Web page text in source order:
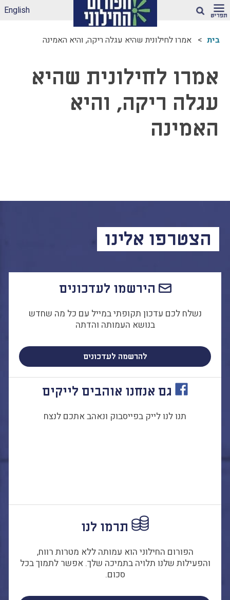
לאקלים חינוכי ראוי
ונטול הדתה
דיווחי הדתה: עדכונים
מהשטח
הדתה בספרי לימוד
עמותות דתיות בגנים
התמודדות עם הדתה
מהי הדתה? ומהי
זיהיתי הדתה, מה
המדריך להורה החילוני
יהודית-ישראלית
כל הכתבות
לאקטיביזם בחינוך
חינוך חילוניות יישוביות
עבודה עם מורים
English
בית אמרו לחילונית שהיא עגלה ריקה, והיא האמינה
אמרו לחילונית שהיא
עגלה ריקה, והיא
האמינה
הצטרפו אלינו
הירשמו לעדכונים
נשלח לכם עדכון תקופתי במייל עם כל מה שחדש
בנושא העמותה והדתה
להרשמה לעדכונים
גם אנחנו אוהבים לייקים
תנו לנו לייק בפייסבוק ונאהב אתכם לנצח
תרמו לנו
הפורום החילוני הוא עמותה ללא מטרות רווח,
והפעילות שלנו תלויה בתמיכה שלך. אפשר לתמוך בכל
סכום.